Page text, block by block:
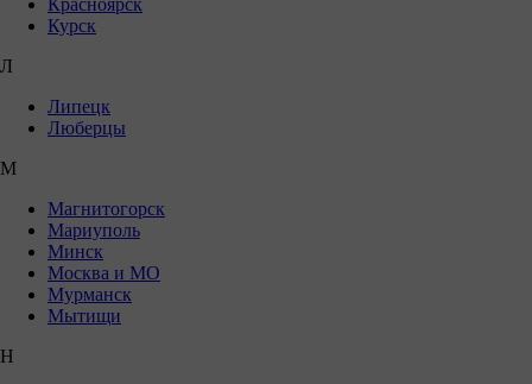
Курск
Л
Липецк
Люберцы
М
Магнитогорск
Мариуполь
Минск
Москва и МО
Мурманск
Мытищи
Н